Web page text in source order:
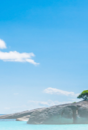
EVENTS